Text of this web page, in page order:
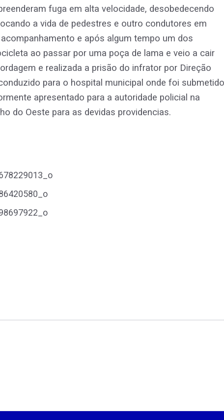
fuga em alta velocidade, desobedecendo
a vida de pedestres e outro condutores em
e após algum tempo um dos
ao passar por uma poça de lama e veio a cair
e realizada a prisão do infrator por Direção
para o hospital municipal onde foi submetido
apresentado para a autoridade policial na
do Oeste para as devidas providencias.